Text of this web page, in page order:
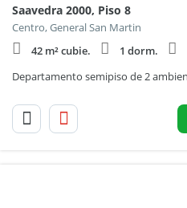
Saavedra 2000, Piso 8
Centro, General San Martin
42 m² cubie.
1 dorm.